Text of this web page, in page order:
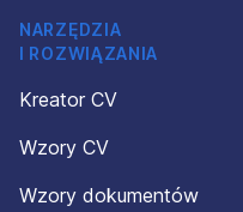
NARZĘDZIA
I ROZWIĄZANIA
Kreator CV
Wzory CV
Wzory dokumentów